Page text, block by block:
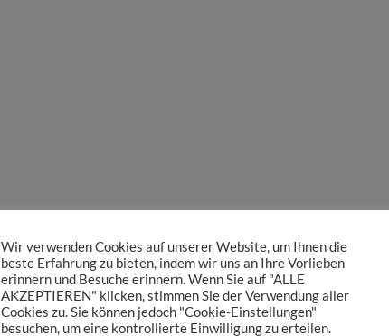
Wir verwenden Cookies auf unserer Website, um Ihnen die
beste Erfahrung zu bieten, indem wir uns an Ihre Vorlieben
erinnern und Besuche erinnern. Wenn Sie auf "ALLE
AKZEPTIEREN" klicken, stimmen Sie der Verwendung aller
Cookies zu. Sie können jedoch "Cookie-Einstellungen"
besuchen, um eine kontrollierte Einwilligung zu erteilen.